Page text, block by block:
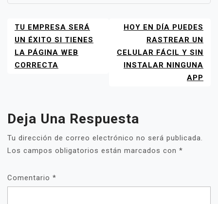
NAVEGACIÓN
DE
ENTRADAS
TU EMPRESA SERÁ
UN ÉXITO SI TIENES
LA PÁGINA WEB
CORRECTA
HOY EN DÍA PUEDES
RASTREAR UN
CELULAR FÁCIL Y SIN
INSTALAR NINGUNA
APP
Deja Una Respuesta
Tu dirección de correo electrónico no será publicada.
Los campos obligatorios están marcados con *
Comentario *